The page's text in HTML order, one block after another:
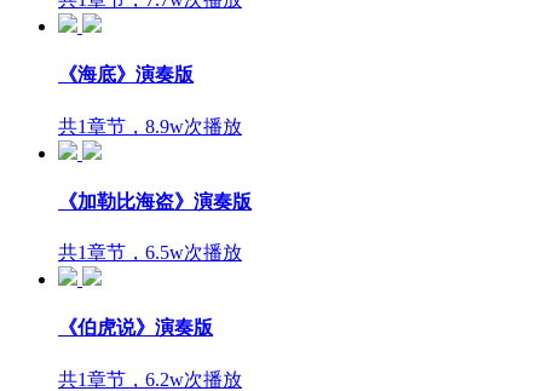
《海底》演奏版
共1章节，8.9w次播放
《加勒比海盗》演奏版
共1章节，6.5w次播放
《伯虎说》演奏版
共1章节，6.2w次播放